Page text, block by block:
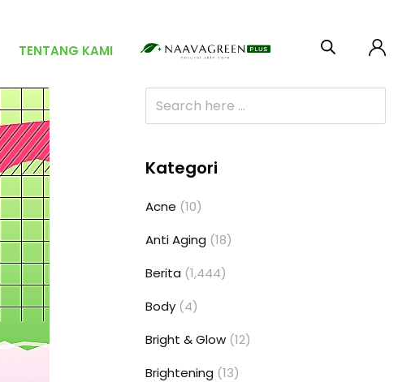
TENTANG KAMI
Kategori
Acne (10)
Anti Aging (18)
Berita (1,444)
Body (4)
Bright & Glow (12)
Brightening (13)